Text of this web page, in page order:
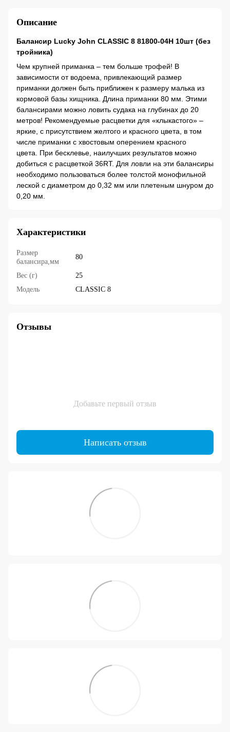
Описание
Балансир Lucky John CLASSIC 8 81800-04H 10шт (без
тройника)
Чем крупней приманка – тем больше трофей! В
зависимости от водоема, привлекающий размер
приманки должен быть приближен к размеру малька из
кормовой базы хищника. Длина приманки 80 мм. Этими
балансирами можно ловить судака на глубинах до 20
метров! Рекомендуемые расцветки для «клыкастого» –
яркие, с присутствием желтого и красного цвета, в том
числе приманки с хвостовым оперением красного
цвета. При бесклевье, наилучших результатов можно
добиться с расцветкой 36RT. Для ловли на эти балансиры
необходимо пользоваться более толстой монофильной
леской с диаметром до 0,32 мм или плетеным шнуром до
0,20 мм.
Характеристики
Размер
балансира,мм
80
Вес (г)
25
Модель
CLASSIC 8
Отзывы
Добавьте первый отзыв
Написать отзыв